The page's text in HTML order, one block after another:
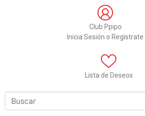
Club Ppipo
Inicia Sesión o Regístrate
Lista de Deseos